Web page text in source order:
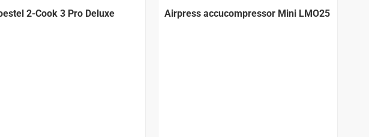
2-Cook 3 Pro Deluxe -14%
Airpress accucompressor Mini LMO25